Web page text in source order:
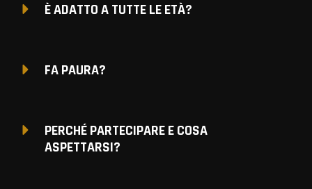
È ADATTO A TUTTE LE ETÀ?
FA PAURA?
PERCHÉ PARTECIPARE E COSA
ASPETTARSI?